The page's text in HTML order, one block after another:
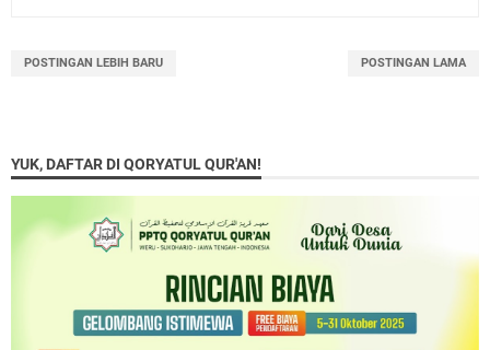
POSTINGAN LEBIH BARU POSTINGAN LAMA
YUK, DAFTAR DI QORYATUL QUR'AN!